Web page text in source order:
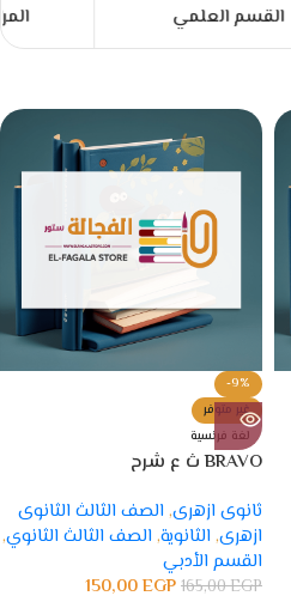
المراجعات النهائية
-9%
غير متوفر
لغة فرنسية
BRAVO ث ع شرح
ثانوى ازهرى, الصف الثالث الثانوى
ازهرى, الثانوية, الصف الثالث الثانوي,
القسم الأدبي
165,00EGP
150,00EGP